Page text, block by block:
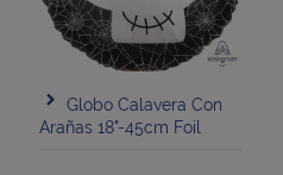
Globo Calavera Con
Arañas 18"-45cm Foil